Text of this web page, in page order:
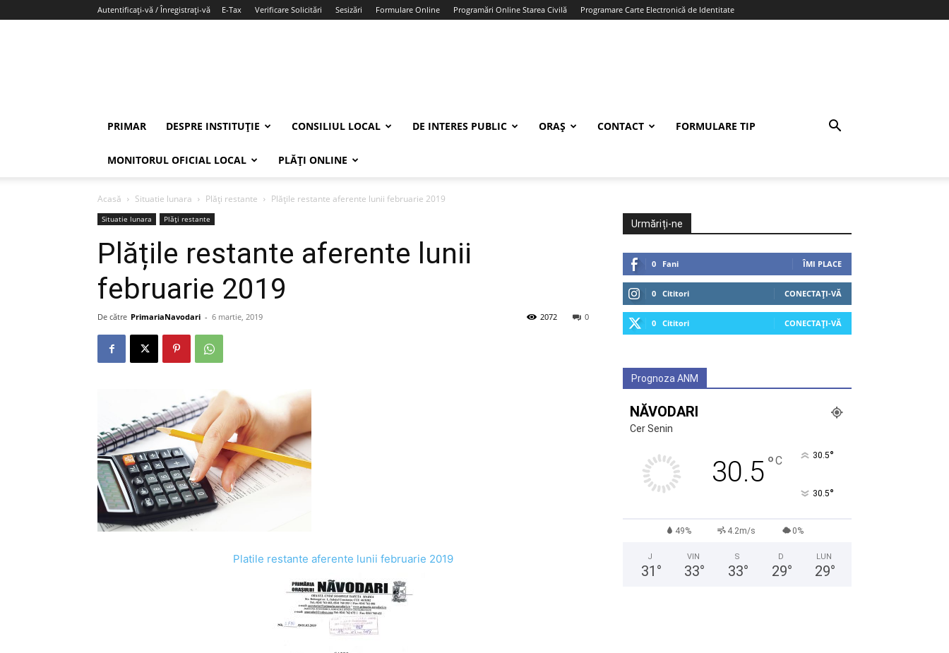
Autentificați-vă / Înregistrați-vă E-Tax Verificare Solicitări Sesizări Formulare Online Programări Online Starea Civilă Programare Carte Electronică de Identitate
PRIMAR DESPRE INSTITUȚIE CONSILIUL LOCAL DE INTERES PUBLIC ORAȘ CONTACT FORMULARE TIP
MONITORUL OFICIAL LOCAL PLĂȚI ONLINE
Acasă Situatie lunara Plăți restante Plățile restante aferente lunii februarie 2019
Situatie lunara Plăți restante
Plățile restante aferente lunii
februarie 2019
De către PrimariaNavodari - 6 martie, 2019 0
2072
Platile restante aferente lunii februarie 2019
Urmăriți-ne
0 Fani ÎMI PLACE
0 Cititori CONECTAȚI-VĂ
0 Cititori CONECTAȚI-VĂ
Prognoza ANM
NĂVODARI
Cer Senin
30.5°C 30.5°
30.5°
49% 4.2m/s 0%
J
31 °
VIN
33°
S
33°
D
29°
LUN
29°